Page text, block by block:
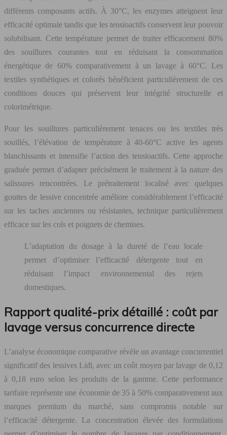
différents composants actifs. À 30°C, les enzymes atteignent leur
efficacité optimale tandis que les tensioactifs conservent leur pouvoir
solubilisant. Cette température permet de traiter efficacement 80%
des souillures courantes tout en réduisant la consommation
énergétique de 60% comparativement à un lavage à 60°C. Les
textiles synthétiques et colorés bénéficient particulièrement de ces
conditions douces qui préservent leur intégrité structurelle et
colorimétrique.
Pour les souillures particulièrement tenaces ou les textiles très
souillés, l’élévation de température à 40-60°C active les agents
blanchissants et intensifie l’action des tensioactifs. Cette approche
graduée permet d’adapter précisément le traitement à la nature des
salissures rencontrées. Le prétraitement localisé avec quelques
gouttes de lessive concentrée améliore considérablement l’efficacité
sur les taches anciennes ou résistantes, technique particulièrement
efficace sur les cols et poignets de chemises.
L’adaptation du dosage à la dureté de l’eau locale
permet d’optimiser l’efficacité détergente tout en
réduisant l’impact environnemental des rejets
domestiques.
Rapport qualité-prix détaillé : coût par
lavage versus concurrence directe
L’analyse économique comparative révèle un avantage concurrentiel
significatif des lessives Lidl, avec un coût moyen par lavage de 0,12
à 0,18 euro selon les produits de la gamme. Cette performance
tarifaire représente une économie de 35 à 50% comparativement aux
marques premium du marché, sans compromis notable sur
l’efficacité détergente. La concentration élevée des formulations